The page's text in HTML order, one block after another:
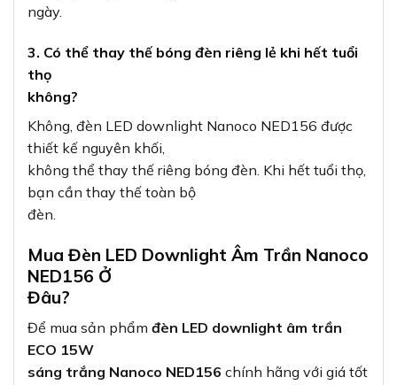
ngày.
3. Có thể thay thế bóng đèn riêng lẻ khi hết tuổi
thọ
không?
Không, đèn LED downlight Nanoco NED156 được
thiết kế nguyên khối,
không thể thay thế riêng bóng đèn. Khi hết tuổi thọ,
bạn cần thay thế toàn bộ
đèn.
Mua Đèn LED Downlight Âm Trần Nanoco
NED156 Ở
Đâu?
Để mua sản phẩm đèn LED downlight âm trần
ECO 15W
sáng trắng Nanoco NED156 chính hãng với giá tốt